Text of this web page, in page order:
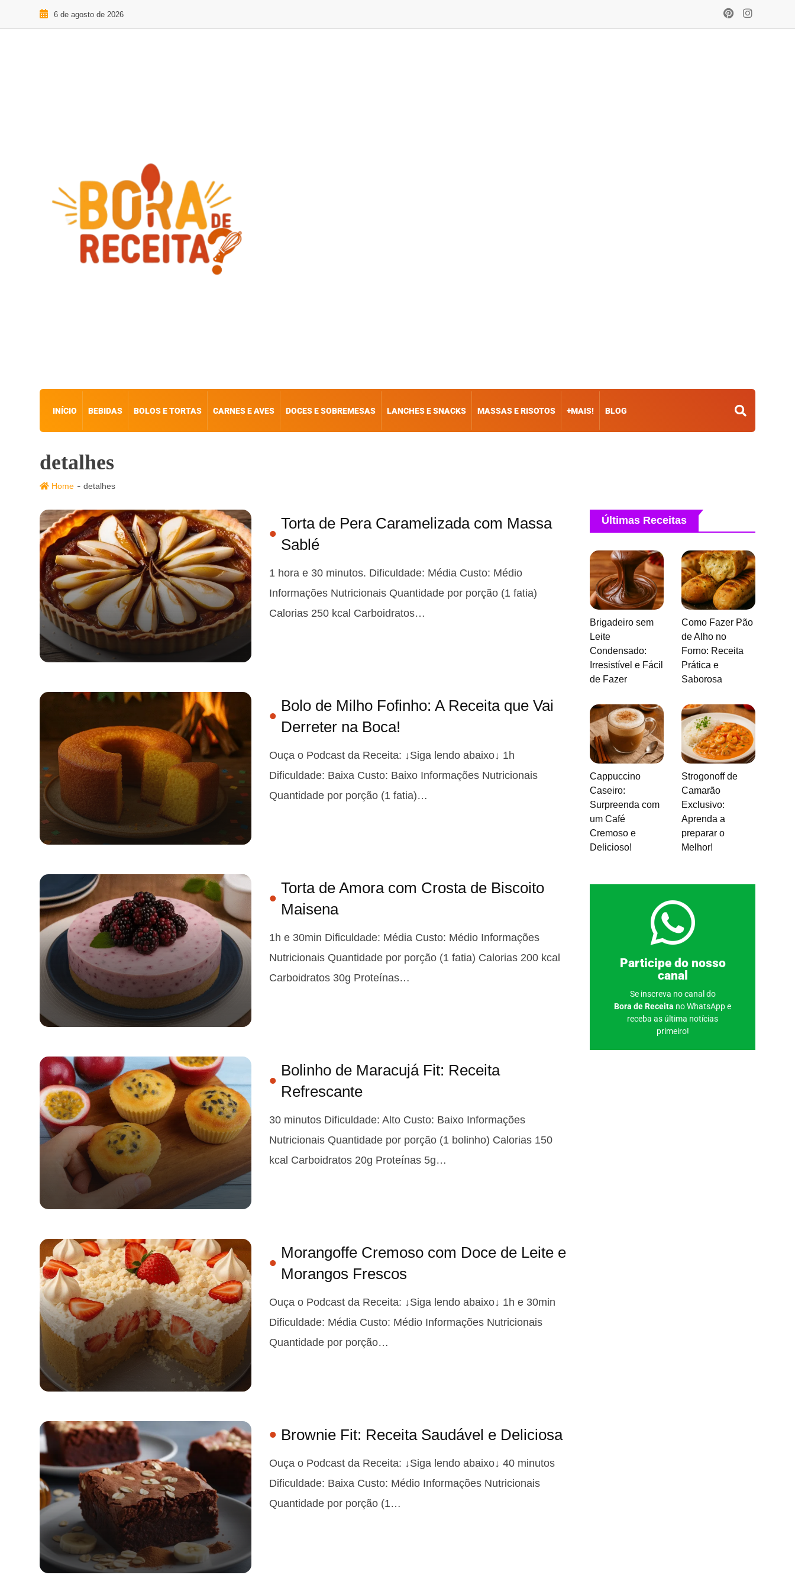
6 de agosto de 2026
INÍCIO BEBIDAS BOLOS E TORTAS CARNES E AVES DOCES E SOBREMESAS LANCHES E SNACKS MASSAS E RISOTOS +MAIS! BLOG
detalhes
Home - detalhes
Torta de Pera Caramelizada com Massa
Sablé
1 hora e 30 minutos. Dificuldade: Média Custo: Médio
Informações Nutricionais Quantidade por porção (1 fatia)
Calorias 250 kcal Carboidratos…
Bolo de Milho Fofinho: A Receita que Vai
Derreter na Boca!
Ouça o Podcast da Receita: ↓Siga lendo abaixo↓ 1h
Dificuldade: Baixa Custo: Baixo Informações Nutricionais
Quantidade por porção (1 fatia)…
Torta de Amora com Crosta de Biscoito
Maisena
1h e 30min Dificuldade: Média Custo: Médio Informações
Nutricionais Quantidade por porção (1 fatia) Calorias 200 kcal
Carboidratos 30g Proteínas…
Bolinho de Maracujá Fit: Receita
Refrescante
30 minutos Dificuldade: Alto Custo: Baixo Informações
Nutricionais Quantidade por porção (1 bolinho) Calorias 150
kcal Carboidratos 20g Proteínas 5g…
Morangoffe Cremoso com Doce de Leite e
Morangos Frescos
Ouça o Podcast da Receita: ↓Siga lendo abaixo↓ 1h e 30min
Dificuldade: Média Custo: Médio Informações Nutricionais
Quantidade por porção…
Brownie Fit: Receita Saudável e Deliciosa
Ouça o Podcast da Receita: ↓Siga lendo abaixo↓ 40 minutos
Dificuldade: Baixa Custo: Médio Informações Nutricionais
Quantidade por porção (1…
Últimas Receitas
Brigadeiro sem
Leite
Condensado:
Irresistível e Fácil
de Fazer
Como Fazer Pão
de Alho no
Forno: Receita
Prática e
Saborosa
Cappuccino
Caseiro:
Surpreenda com
um Café
Cremoso e
Delicioso!
Strogonoff de
Camarão
Exclusivo:
Aprenda a
preparar o
Melhor!
Participe do nosso
canal
Se inscreva no canal do
Bora de Receita no WhatsApp e
receba as última notícias
primeiro!
Clique aqui